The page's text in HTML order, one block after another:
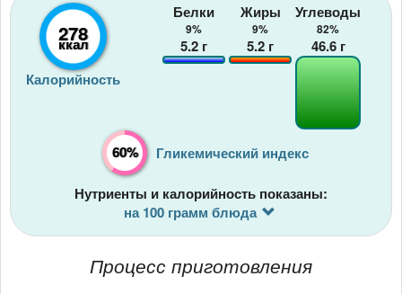
278
ккал
Калорийность
Белки
9%
5.2 г
Жиры
9%
5.2 г
Углеводы
82%
46.6г
60% Гликемический индекс
Нутриенты и калорийность показаны:
на 100 грамм блюда
Процесс приготовления